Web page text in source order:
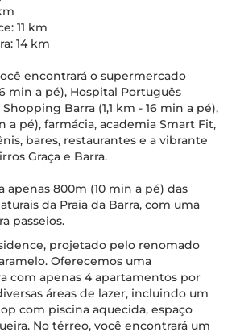
11 km
14 km
encontrará o supermercado
min a pé), Hospital Português
Shopping Barra (1,1 km - 16 min a pé),
a pé), farmácia, academia Smart Fit,
bares, restaurantes e a vibrante
Graça e Barra.
apenas 800m (10 min a pé) das
da Praia da Barra, com uma
passeios.
projetado pelo renomado
Oferecemos uma
com apenas 4 apartamentos por
áreas de lazer, incluindo um
com piscina aquecida, espaço
No térreo, você encontrará um